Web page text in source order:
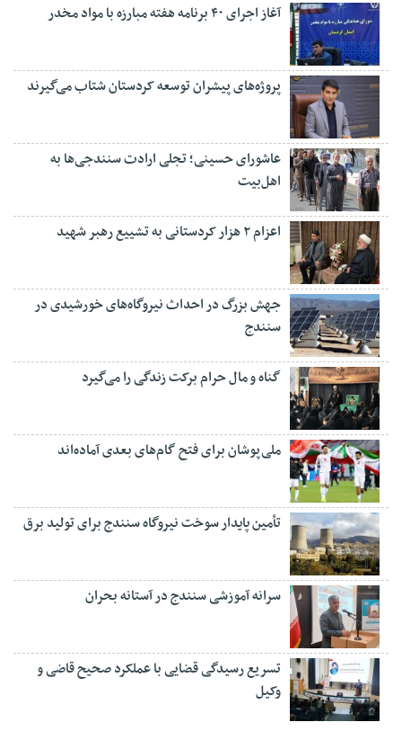
آغاز اجرای ۴۰ برنامه هفته مبارزه با مواد مخدر
پروژه‌های پیشران توسعه کردستان شتاب می‌گیرند
عاشورای حسینی؛ تجلی ارادت سنندجی‌ها به
اهل‌بیت
اعزام ۲ هزار کردستانی به تشییع رهبر شهید
جهش بزرگ در احداث نیروگاه‌های خورشیدی در
سنندج
گناه و مال حرام برکت زندگی را می‌گیرد
ملی‌پوشان برای فتح گام‌های بعدی آماده‌اند
تأمین پایدار سوخت نیروگاه سنندج برای تولید برق
سرانه آموزشی سنندج در آستانه بحران
تسریع رسیدگی قضایی با عملکرد صحیح قاضی و
وکیل